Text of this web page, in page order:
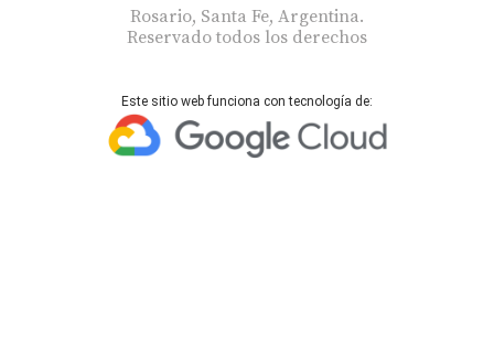
Rosario, Santa Fe, Argentina.
Reservado todos los derechos
Este sitio web funciona con tecnología de: